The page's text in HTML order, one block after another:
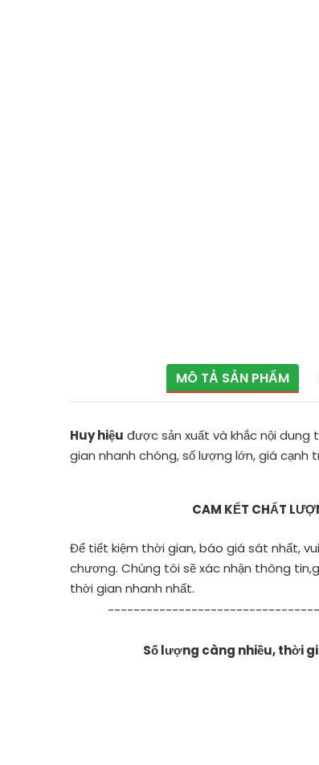
MÔ TẢ SẢN PHẨM
Huy hiệu được sản xuất và khắc nội
gian nhanh chóng, số lượng lớn, giá cạnh
CAM KẾT CHẤT
Để tiết kiệm thời gian, báo giá sát nhất,
chương. Chúng tôi sẽ xác nhận thông
thời gian nhanh nhất.
Số lượng càng nhiều, thời